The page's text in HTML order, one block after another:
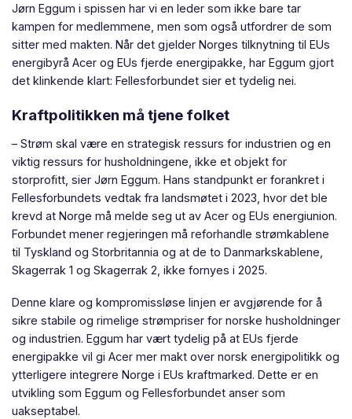
Jørn Eggum i spissen har vi en leder som ikke bare tar
kampen for medlemmene, men som også utfordrer de som
sitter med makten. Når det gjelder Norges tilknytning til EUs
energibyrå Acer og EUs fjerde energipakke, har Eggum gjort
det klinkende klart: Fellesforbundet sier et tydelig nei.
Kraftpolitikken må tjene folket
– Strøm skal være en strategisk ressurs for industrien og en
viktig ressurs for husholdningene, ikke et objekt for
storprofitt, sier Jørn Eggum. Hans standpunkt er forankret i
Fellesforbundets vedtak fra landsmøtet i 2023, hvor det ble
krevd at Norge må melde seg ut av Acer og EUs energiunion.
Forbundet mener regjeringen må reforhandle strømkablene
til Tyskland og Storbritannia og at de to Danmarkskablene,
Skagerrak 1 og Skagerrak 2, ikke fornyes i 2025.
Denne klare og kompromissløse linjen er avgjørende for å
sikre stabile og rimelige strømpriser for norske husholdninger
og industrien. Eggum har vært tydelig på at EUs fjerde
energipakke vil gi Acer mer makt over norsk energipolitikk og
ytterligere integrere Norge i EUs kraftmarked. Dette er en
utvikling som Eggum og Fellesforbundet anser som
uakseptabel.